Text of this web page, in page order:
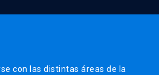
con las distintas áreas de la